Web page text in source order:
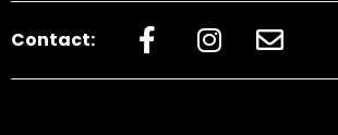
Contact: